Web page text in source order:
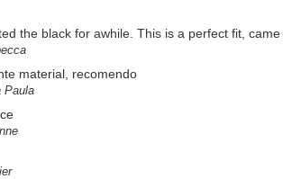
the black for awhile. This is a perfect fit,
material, recomendo
Paula